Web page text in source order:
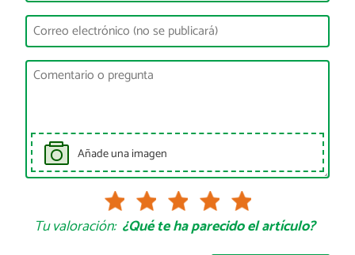
Añade una imagen
Tu valoración: ¿Qué te ha parecido el artículo?